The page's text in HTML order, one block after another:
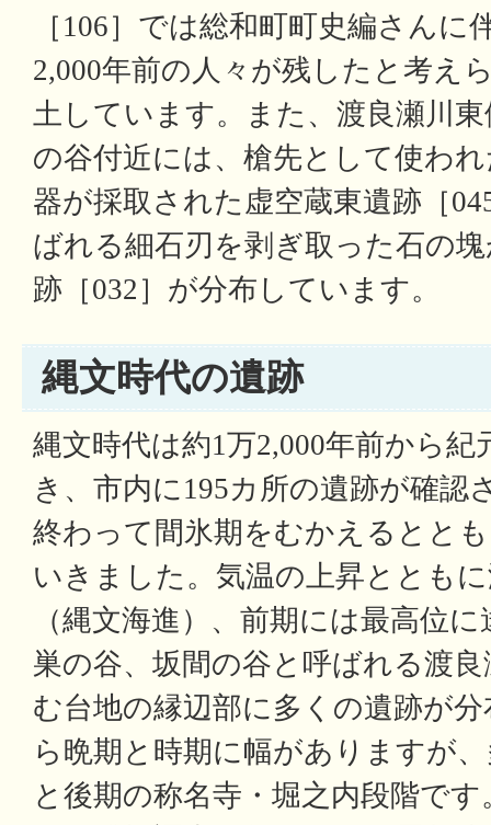
［106］では総和町町史編さんに
2,000年前の人々が残したと考え
土しています。また、渡良瀬川
の谷付近には、槍先として使わ
器が採取された虚空蔵東遺跡［
ばれる細石刃を剥ぎ取った石の
跡［032］が分布しています。
縄文時代の遺跡
縄文時代は約1万2,000年前から紀
き、市内に195カ所の遺跡が確認
終わって間氷期をむかえるとと
いきました。気温の上昇ととも
（縄文海進）、前期には最高位
巣の谷、坂間の谷と呼ばれる渡
む台地の縁辺部に多くの遺跡が
ら晩期と時期に幅がありますが
と後期の称名寺・堀之内段階で